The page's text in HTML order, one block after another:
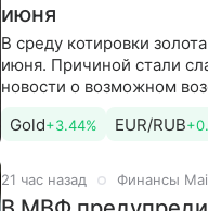
июня
В среду котировки
июня. Причиной стали
новости о возможном
Gold+3.44% EUR/RUB
21 час назад Финансы